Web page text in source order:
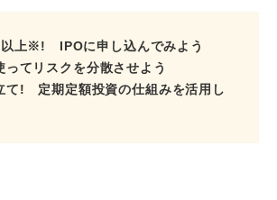
上※! IPOに申し込んでみよう
てリスクを分散させよう
て! 定期定額投資の仕組みを活用し